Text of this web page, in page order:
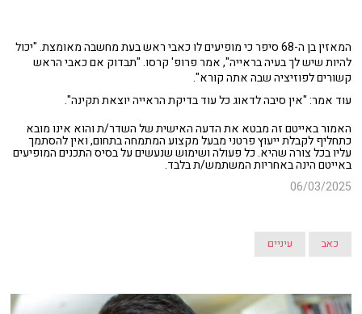
המאזין בן ה-68 סיפר כי מופיעים לו כאבי ראש בעת מחשבה מאומצת. "יכול
להיות שיש לך בעיה בראייה", אמר פרופ' קרסו. "תבדוק אם כאבי הראש
קשורים לפוזיציה שבה אתה קורא".
עוד אמר: "אין סיבה לדאוג כל עוד בדיקת הראייה יוצאת תקינה".
האמור באייטם זה מבטא את הדעה האישית של השדר/ת והוא אינו מובא
כתחליף לקבלת ייעוץ פרטני מבעל מקצוע המתמחה בתחום, ואין להסתמך
עליו בכל צורה שהיא. כל פעולה ושימוש שנעשים על בסיס התכנים המופיעים
באייטם הינה באחריות המשתמש/ת בלבד.
06/03/2025
כאב עיניים